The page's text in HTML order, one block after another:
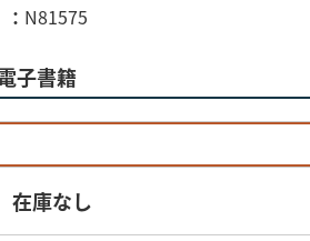
N81575
子書籍
在庫なし